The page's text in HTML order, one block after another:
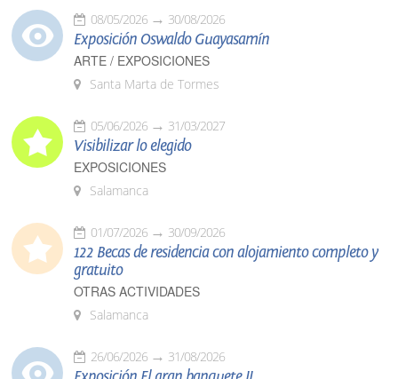
08/05/2026 30/08/2026
Exposición Oswaldo Guayasamín
ARTE / EXPOSICIONES
Santa Marta de Tormes
05/06/2026 31/03/2027
Visibilizar lo elegido
EXPOSICIONES
Salamanca
01/07/2026 30/09/2026
122 Becas de residencia con alojamiento completo y
gratuito
OTRAS ACTIVIDADES
Salamanca
26/06/2026 31/08/2026